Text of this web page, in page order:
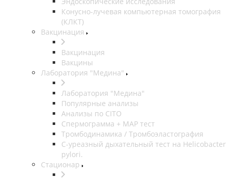
Конусно-лучевая компьютерная томография
(КЛКТ)
Вакцинация
Вакцинация
Вакцины
Лаборатория "Медина"
Лаборатория "Медина"
Популярные анализы
Анализы по CITO
Спермограмма + МАР тест
Тромбодинамика / Тромбоэластография
С-уреазный дыхательный тест на Helicobacter
pylori.
Стационар